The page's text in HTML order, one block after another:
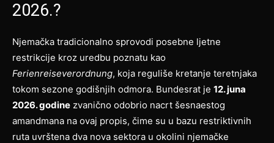
2026.?
Njemačka tradicionalno sprovodi posebne ljetne
restrikcije kroz uredbu poznatu kao
Ferienreiseverordnung, koja reguliše kretanje teretnjaka
tokom sezone godišnjih odmora. Bundesrat je 12. juna
2026. godine zvanično odobrio nacrt šesnaestog
amandmana na ovaj propis, čime su u bazu restriktivnih
ruta uvrštena dva nova sektora u okolini njemačke